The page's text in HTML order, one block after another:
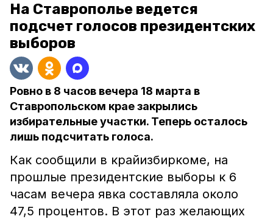
На Ставрополье ведется
подсчет голосов президентских
выборов
Ровно в 8 часов вечера 18 марта в
Ставропольском крае закрылись
избирательные участки. Теперь осталось
лишь подсчитать голоса.
Как сообщили в крайизбиркоме, на
прошлые президентские выборы к 6
часам вечера явка составляла около
47,5 процентов. В этот раз желающих